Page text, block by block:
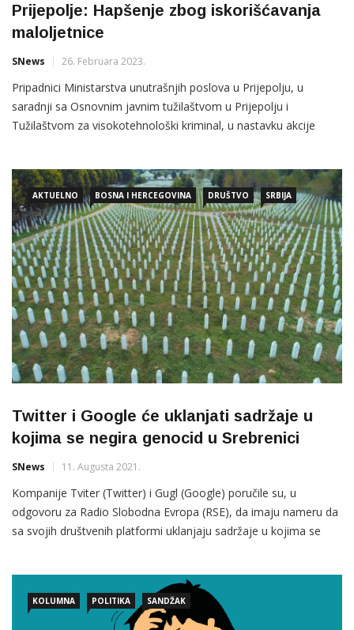
Prijepolje: Hapšenje zbog iskorišćavanja
maloljetnice
SNews 26. Februara 2023.
Pripadnici Ministarstva unutrašnjih poslova u Prijepolju, u
saradnji sa Osnovnim javnim tužilaštvom u Prijepolju i
Tužilaštvom za visokotehnološki kriminal, u nastavku akcije
pribavljanje i posjedovanje pornografskog materijala i
iskorišćavanje
AKTUELNO BOSNA I HERCEGOVINA DRUŠTVO SRBIJA
Twitter i Google će uklanjati sadržaje u
kojima se negira genocid u Srebrenici
SNews 11. Augusta 2021.
Kompanije Tviter (Twitter) i Gugl (Google) poručile su, u
odgovoru za Radio Slobodna Evropa (RSE), da imaju nameru da
sa svojih društvenih platformi uklanjaju sadržaje u kojima se
Tviter i Jutjub (YouTube) da zabrane negiranje genocida u
Srebrenici na
KOLUMNA POLITIKA SANDŽAK